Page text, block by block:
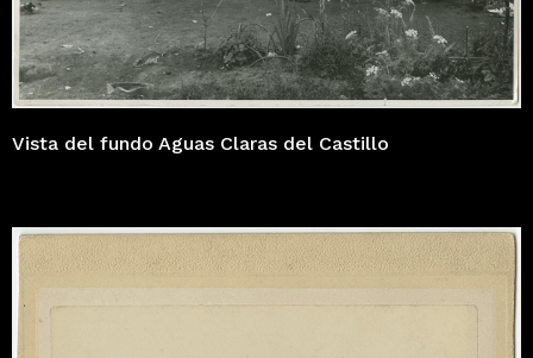
Vista del fundo Aguas Claras del Castillo